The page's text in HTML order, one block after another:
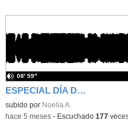
ESPECIAL DÍA DE LA MUJER
Contenido educativo.
subido por Noelia A.
08′ 59″
-hace 5 meses- Escuchado 177